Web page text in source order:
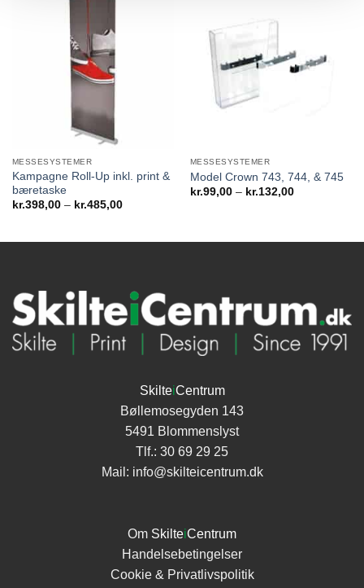
MESSESYSTEMER
Kampagne Roll-Up inkl. print &
bæretaske
kr.398,00 – kr.485,00Prisinterval:
MESSESYSTEMER
Model Crown 743, 744, & 745
kr.99,00 – kr.132,00Prisinterval:
SkilteiCentrum
Bøllemosegyden 143
5491 Blommenslyst
Tlf.: 30 69 29 25
Mail: info@skilteicentrum.dk
Om SkilteiCentrum
Handelsebetingelser
Cookie & Privatlivspolitik